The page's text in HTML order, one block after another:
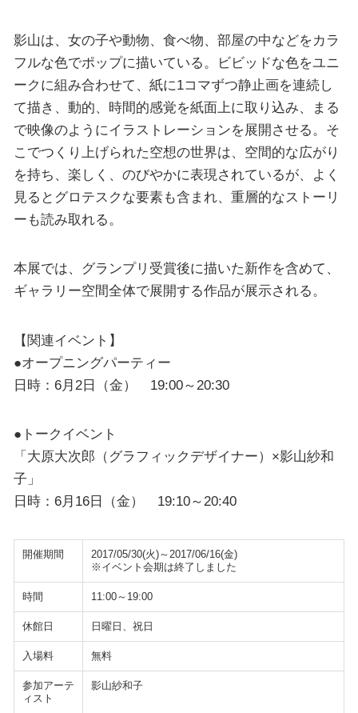
影山は、女の子や動物、食べ物、部屋の中などをカラ
フルな色でポップに描いている。ビビッドな色をユニ
ークに組み合わせて、紙に1コマずつ静止画を連続し
て描き、動的、時間的感覚を紙面上に取り込み、まる
で映像のようにイラストレーションを展開させる。そ
こでつくり上げられた空想の世界は、空間的な広がり
を持ち、楽しく、のびやかに表現されているが、よく
見るとグロテスクな要素も含まれ、重層的なストーリ
ーも読み取れる。
本展では、グランプリ受賞後に描いた新作を含めて、
ギャラリー空間全体で展開する作品が展示される。
【関連イベント】
●オープニングパーティー
日時：6月2日（金） 19:00～20:30
●トークイベント
「大原大次郎（グラフィックデザイナー）×影山紗和
子」
日時：6月16日（金） 19:10～20:40
開催期間
2017/05/30(火)～2017/06/16(金)
※イベント会期は終了しました
時間 11:00～19:00
休館日 日曜日、祝日
入場料 無料
参加アーテ
ィスト
影山紗和子